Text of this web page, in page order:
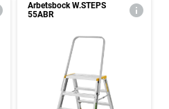
Arbetsbock W.STEPS
55ABR